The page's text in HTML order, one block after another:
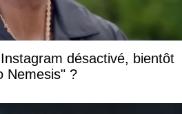
désactivé, bientôt
Nemesis" ?